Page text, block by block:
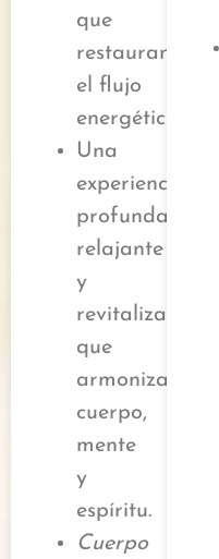
que
restauran
el flujo
energético.
Una
experiencia
profundamente
relajante
y
revitalizante
que
armoniza
cuerpo,
mente
y
espíritu.
Cuerpo